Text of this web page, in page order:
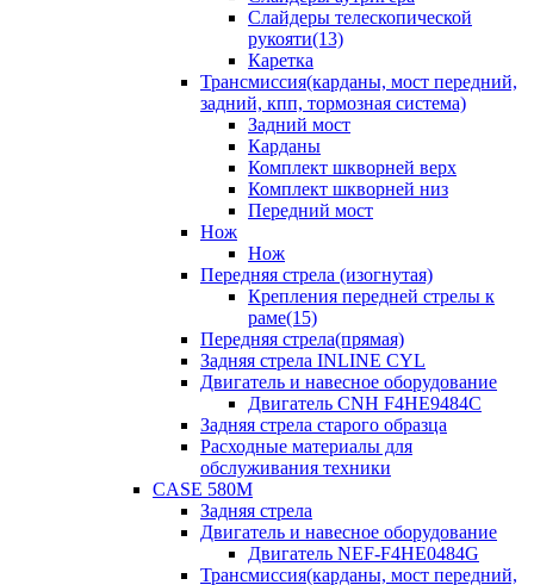
Слайдеры телескопической
рукояти(13)
Каретка
Трансмиссия(карданы, мост передний,
задний, кпп, тормозная система)
Задний мост
Карданы
Комплект шкворней верх
Комплект шкворней низ
Передний мост
Нож
Нож
Передняя стрела (изогнутая)
Крепления передней стрелы к
раме(15)
Передняя стрела(прямая)
Задняя стрела INLINE CYL
Двигатель и навесное оборудование
Двигатель CNH F4HE9484C
Задняя стрела старого образца
Расходные материалы для
обслуживания техники
CASE 580M
Задняя стрела
Двигатель и навесное оборудование
Двигатель NEF-F4HE0484G
Трансмиссия(карданы, мост передний,